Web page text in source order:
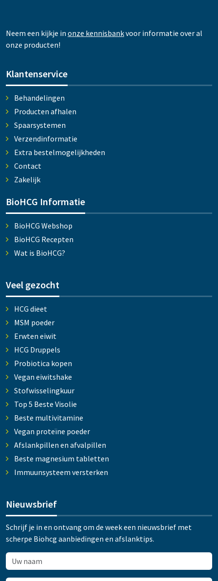
Neem een kijkje in onze kennisbankvoor informatie over al
onze producten!
Klantenservice
Behandelingen
Producten afhalen
Spaarsystemen
Verzendinformatie
Extra bestelmogelijkheden
Contact
Zakelijk
BioHCG Informatie
BioHCG Webshop
BioHCG Recepten
Wat is BioHCG?
Veel gezocht
HCG dieet
MSM poeder
Erwten eiwit
HCG Druppels
Probiotica kopen
Vegan eiwitshake
Stofwisselingkuur
Top 5 Beste Visolie
Beste multivitamine
Vegan proteïne poeder
Afslankpillen en afvalpillen
Beste magnesium tabletten
Immuunsysteem versterken
Nieuwsbrief
Schrijf je in en ontvang om de week een nieuwsbrief met
scherpe Biohcg aanbiedingen en afslanktips.